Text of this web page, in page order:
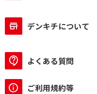
デンキチについて
よくある質問
ご利用規約等